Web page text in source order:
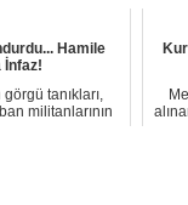
Hamile
İnfaz!
tanıkları,
militanlarının